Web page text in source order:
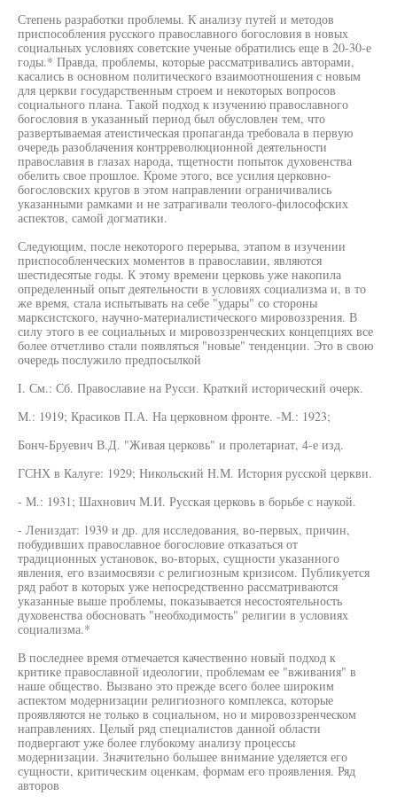
Степень разработки проблемы. К анализу путей и методов
приспособления русского православного богословия в новых
социальных условиях советские ученые обратились еще в 20-30-е
годы.* Правда, проблемы, которые рассматривались авторами,
касались в основном политического взаимоотношения с новым
для церкви государственным строем и некоторых вопросов
социального плана. Такой подход к изучению православного
богословия в указанный период был обусловлен тем, что
развертываемая атеистическая пропаганда требовала в первую
очередь разоблачения контрреволюционной деятельности
православия в глазах народа, тщетности попыток духовенства
обелить свое прошлое. Кроме этого, все усилия церковно-
богословских кругов в этом направлении ограничивались
указанными рамками и не затрагивали теолого-философских
аспектов, самой догматики.
Следующим, после некоторого перерыва, этапом в изучении
приспособленческих моментов в православии, являются
шестидесятые годы. К этому времени церковь уже накопила
определенный опыт деятельности в условиях социализма и, в то
же время, стала испытывать на себе "удары" со стороны
марксистского, научно-материалистического мировоззрения. В
силу этого в ее социальных и мировоззренческих концепциях все
более отчетливо стали появляться "новые" тенденции. Это в свою
очередь послужило предпосылкой
I. См.: Сб. Православие на Русси. Краткий исторический очерк.
М.: 1919; Красиков П.А. На церковном фронте. -М.: 1923;
Бонч-Бруевич В.Д. "Живая церковь" и пролетариат, 4-е изд.
ГСНХ в Калуге: 1929; Никольский Н.М. История русской церкви.
- М.: 1931; Шахнович М.И. Русская церковь в борьбе с наукой.
- Лениздат: 1939 и др. для исследования, во-первых, причин,
побудивших православное богословие отказаться от
традиционных установок, во-вторых, сущности указанного
явления, его взаимосвязи с религиозным кризисом. Публикуется
ряд работ в которых уже непосредственно рассматриваются
указанные выше проблемы, показывается несостоятельность
духовенства обосновать "необходимость" религии в условиях
социализма.*
В последнее время отмечается качественно новый подход к
критике православной идеологии, проблемам ее "вживания" в
наше общество. Вызвано это прежде всего более широким
аспектом модернизации религиозного комплекса, которые
проявляются не только в социальном, но и мировоззренческом
направлениях. Целый ряд специалистов данной области
подвергают уже более глубокому анализу процессы
модернизации. Значительно большее внимание уделяется его
сущности, критическим оценкам, формам его проявления. Ряд
авторов